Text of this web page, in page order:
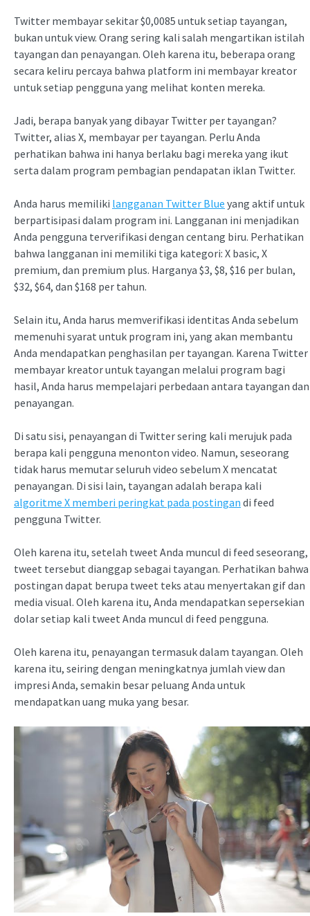
Twitter membayar sekitar $0,0085 untuk setiap tayangan,
bukan untuk view. Orang sering kali salah mengartikan istilah
tayangan dan penayangan. Oleh karena itu, beberapa orang
secara keliru percaya bahwa platform ini membayar kreator
untuk setiap pengguna yang melihat konten mereka.
Jadi, berapa banyak yang dibayar Twitter per tayangan?
Twitter, alias X, membayar per tayangan. Perlu Anda
perhatikan bahwa ini hanya berlaku bagi mereka yang ikut
serta dalam program pembagian pendapatan iklan Twitter.
Anda harus memiliki langganan Twitter Blue yang aktif untuk
berpartisipasi dalam program ini. Langganan ini menjadikan
Anda pengguna terverifikasi dengan centang biru. Perhatikan
bahwa langganan ini memiliki tiga kategori: X basic, X
premium, dan premium plus. Harganya $3, $8, $16 per bulan,
$32, $64, dan $168 per tahun.
Selain itu, Anda harus memverifikasi identitas Anda sebelum
memenuhi syarat untuk program ini, yang akan membantu
Anda mendapatkan penghasilan per tayangan. Karena Twitter
membayar kreator untuk tayangan melalui program bagi
hasil, Anda harus mempelajari perbedaan antara tayangan dan
penayangan.
Di satu sisi, penayangan di Twitter sering kali merujuk pada
berapa kali pengguna menonton video. Namun, seseorang
tidak harus memutar seluruh video sebelum X mencatat
penayangan. Di sisi lain, tayangan adalah berapa kali
algoritme X memberi peringkat pada postingan di feed
pengguna Twitter.
Oleh karena itu, setelah tweet Anda muncul di feed seseorang,
tweet tersebut dianggap sebagai tayangan. Perhatikan bahwa
postingan dapat berupa tweet teks atau menyertakan gif dan
media visual. Oleh karena itu, Anda mendapatkan sepersekian
dolar setiap kali tweet Anda muncul di feed pengguna.
Oleh karena itu, penayangan termasuk dalam tayangan. Oleh
karena itu, seiring dengan meningkatnya jumlah view dan
impresi Anda, semakin besar peluang Anda untuk
mendapatkan uang muka yang besar.